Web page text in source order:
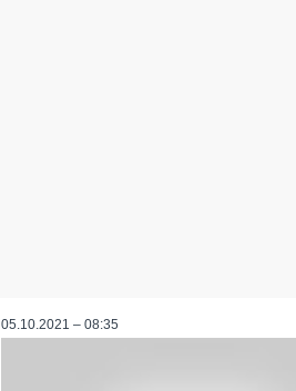
05.10.2021 – 08:35